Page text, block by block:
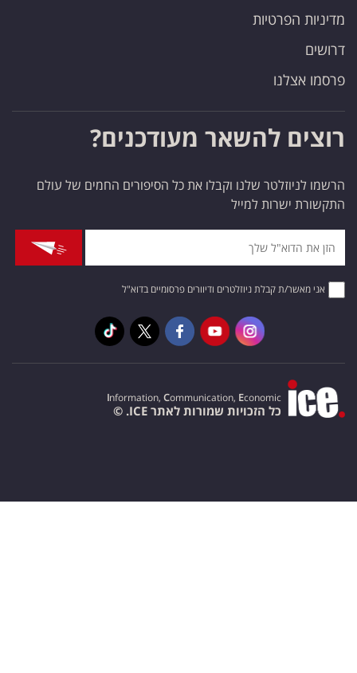
מדיניות הפרטיות
דרושים
פרסמו אצלנו
רוצים להשאר מעודכנים?
הרשמו לניוזלטר שלנו וקבלו את כל הסיפורים החמים של עולם
התקשורת ישרות למייל
אני מאשר/ת קבלת ניוזלטרים ודיוורים פרסומיים בדוא"ל
Information, Communication, Economic
כל הזכויות שמורות לאתר ICE. ©